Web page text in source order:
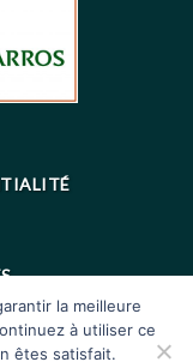
la meilleure
à utiliser ce
êtes satisfait.